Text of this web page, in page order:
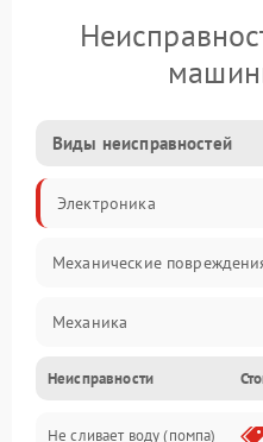
Виды неисправностей
Электроника
Механические
Механика
Электропитание
Неисправности
Не сливает воду (помпа)